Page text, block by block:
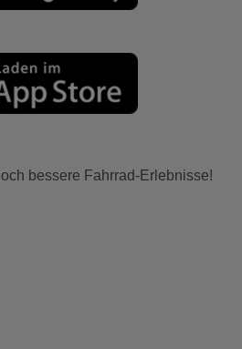
bessere Fahrrad-Erlebnisse!